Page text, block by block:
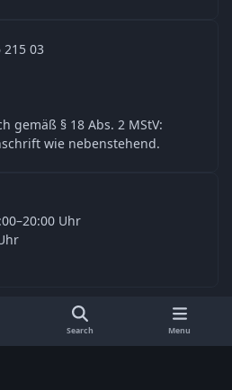
215 03
gemäß § 18 Abs. 2 MStV:
wie nebenstehend.
Uhr
o
f
a
Search Menu